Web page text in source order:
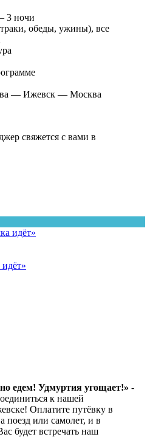
3 ночи
обеды, ужины), все
— Ижевск — Москва
свяжется с вами в
едем! Удмуртия угощает!» -
к нашей
Оплатите путёвку в
или самолет, и в
будет встречать наш